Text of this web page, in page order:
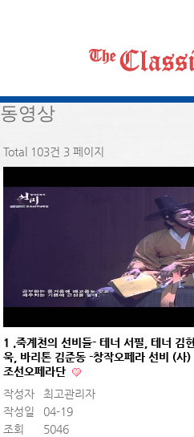
동영상
Total 103건 3 페이지
1 .죽계천의 선비들- 테너 서필, 테너 김현
욱, 바리톤 김준동 -창작오페라 선비 (사)
조선오페라단
작성자
최고관리자
작성일
04-19
조회
5046